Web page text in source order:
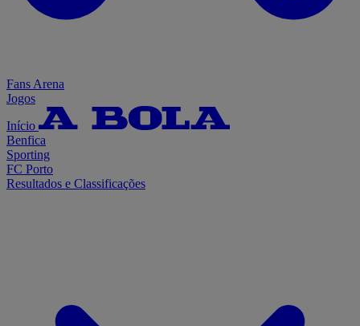
Fans Arena
Jogos
Início
Benfica
Sporting
FC Porto
Resultados e Classificações